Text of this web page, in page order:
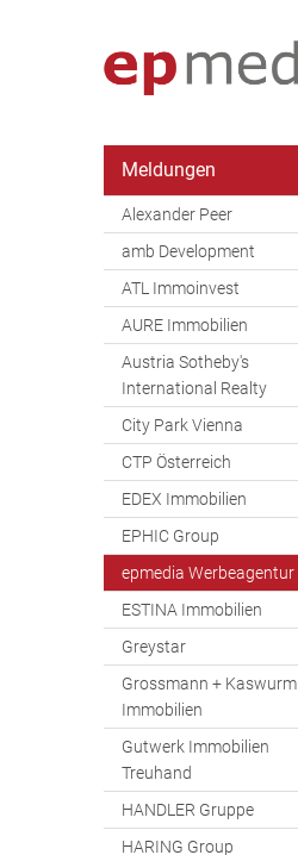
Meldungen
Alexander Peer
amb Development
ATL Immoinvest
AURE Immobilien
Austria Sotheby's
International Realty
City Park Vienna
CTP Österreich
EDEX Immobilien
EPHIC Group
epmedia Werbeagentur
ESTINA Immobilien
Greystar
Grossmann + Kaswurm
Immobilien
Gutwerk Immobilien
Treuhand
HANDLER Gruppe
HARING Group